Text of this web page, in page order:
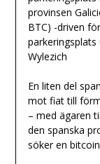
provinsen
BTC) -driven
parkeringsplats
Wylezich
En liten del
mot fiat till
– med ägaren
den spanska
söker en